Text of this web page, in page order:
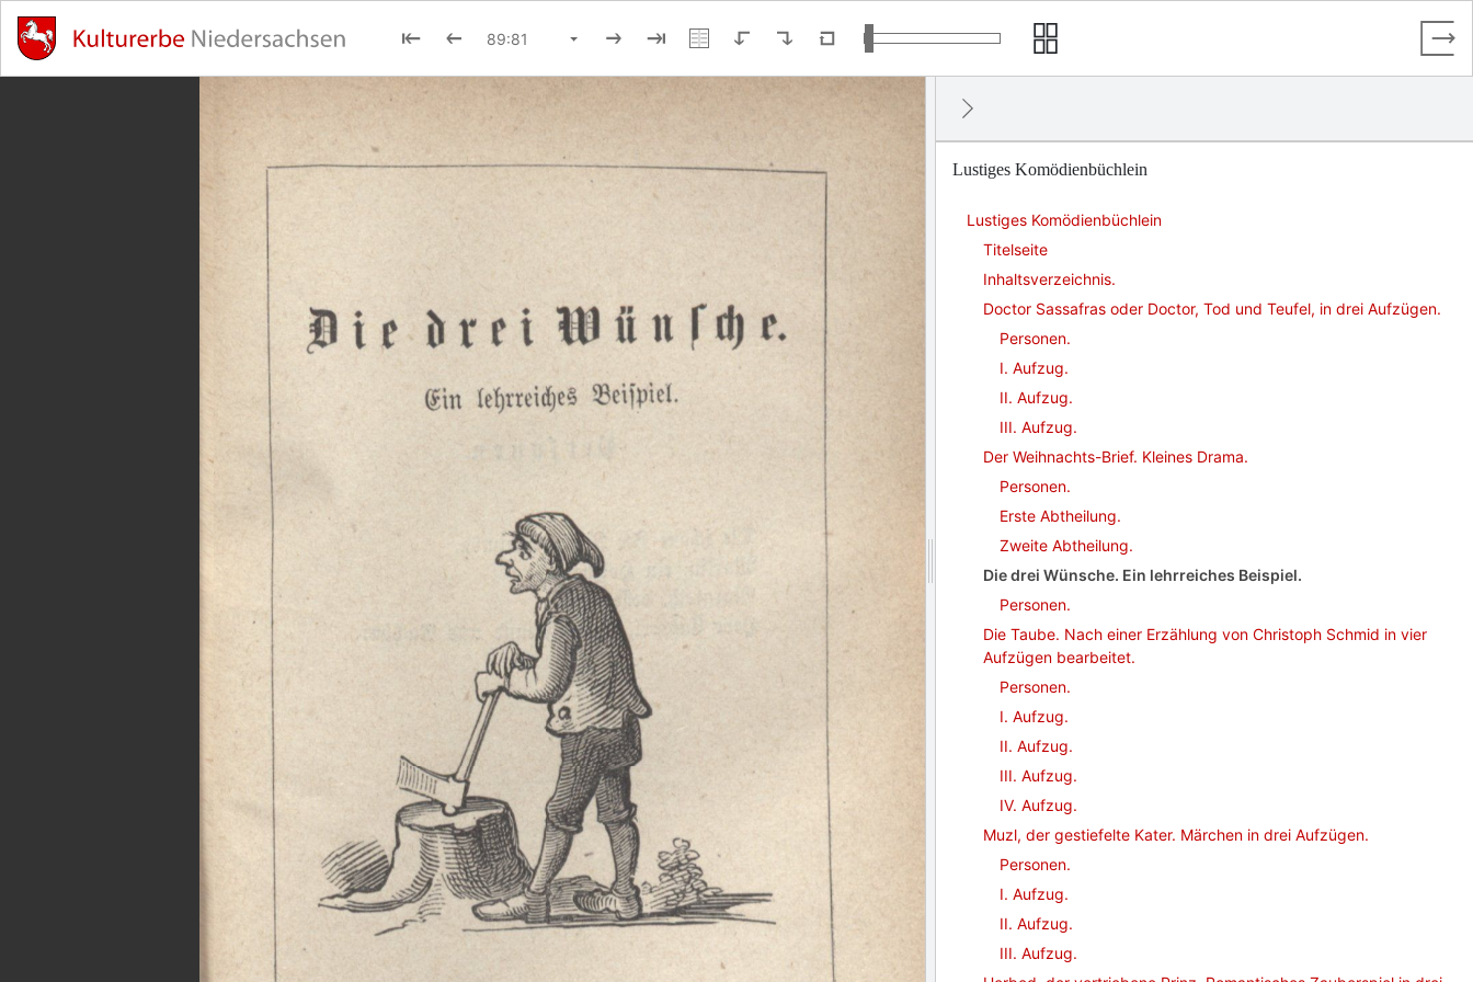
Lustiges Komödienbüchlein
Lustiges Komödienbüchlein
Titelseite
Inhaltsverzeichnis.
Doctor Sassafras oder Doctor, Tod und Teufel, in drei Aufzügen.
Personen.
I. Aufzug.
II. Aufzug.
III. Aufzug.
Der Weihnachts-Brief. Kleines Drama.
Personen.
Erste Abtheilung.
Zweite Abtheilung.
Die drei Wünsche. Ein lehrreiches Beispiel.
Personen.
Die Taube. Nach einer Erzählung von Christoph Schmid in vier
Aufzügen bearbeitet.
Personen.
I. Aufzug.
II. Aufzug.
III. Aufzug.
IV. Aufzug.
Muzl, der gestiefelte Kater. Märchen in drei Aufzügen.
Personen.
I. Aufzug.
II. Aufzug.
III. Aufzug.